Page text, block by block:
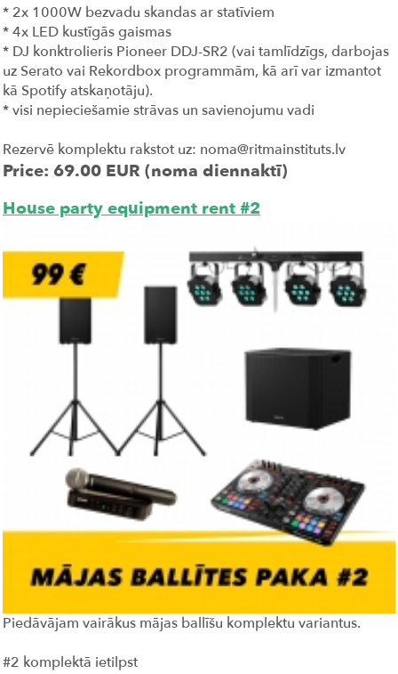
* 2x 1000W bezvadu skandas ar statīviem
* 4x LED kustīgās gaismas
* DJ konktrolieris Pioneer DDJ-SR2 (vai tamlīdzīgs, darbojas
uz Serato vai Rekordbox programmām, kā arī var izmantot
kā Spotify atskaņotāju).
* visi nepieciešamie strāvas un savienojumu vadi
Rezervē komplektu rakstot uz: noma@ritmainstituts.lv
Price: 69.00 EUR (noma diennaktī)
House party equipment rent #2
Piedāvājam vairākus mājas ballīšu komplektu variantus.
#2 komplektā ietilpst